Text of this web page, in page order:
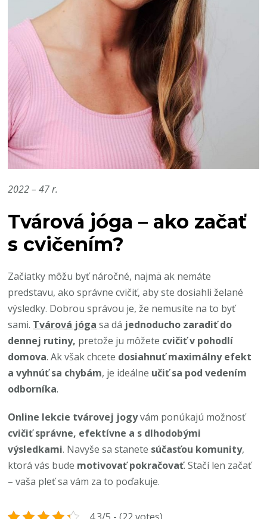
2022 – 47 r.
Tvárová jóga – ako začať
s cvičením?
Začiatky môžu byť náročné, najmä ak nemáte
predstavu, ako správne cvičiť, aby ste dosiahli želané
výsledky. Dobrou správou je, že nemusíte na to byť
sami. Tvárová jóga sa dá jednoducho zaradiť do
dennej rutiny, pretože ju môžete cvičiť v pohodlí
domova. Ak však chcete dosiahnuť maximálny efekt
a vyhnúť sa chybám, je ideálne učiť sa pod vedením
odborníka.
Online lekcie tvárovej jogyvám ponúkajú možnosť
cvičiť správne, efektívne a s dlhodobými
výsledkami. Navyše sa stanete súčasťou komunity,
ktorá vás bude motivovať pokračovať. Stačí len začať
– vaša pleť sa vám za to poďakuje.